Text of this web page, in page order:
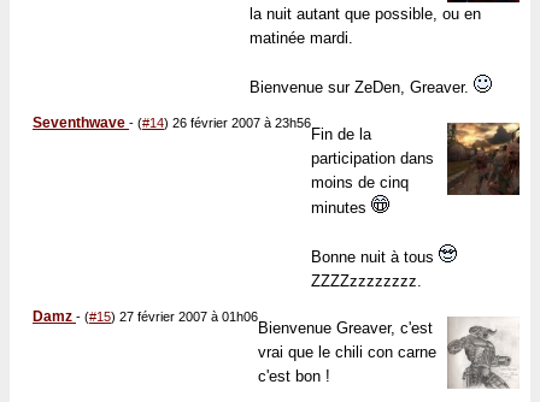
la nuit autant que possible, ou en
matinée mardi.
Bienvenue sur ZeDen, Greaver.
Seventhwave - (#14) 26 février 2007 à 23h56
Fin de la
participation dans
moins de cinq
minutes
Bonne nuit à tous
ZZZZzzzzzzzz.
Damz - (#15) 27 février 2007 à 01h06
Bienvenue Greaver, c'est
vrai que le chili con carne
c'est bon !